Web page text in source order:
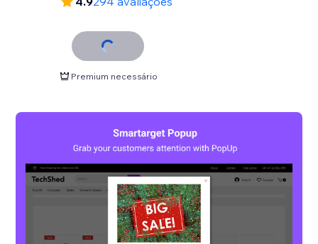
Premium necessário